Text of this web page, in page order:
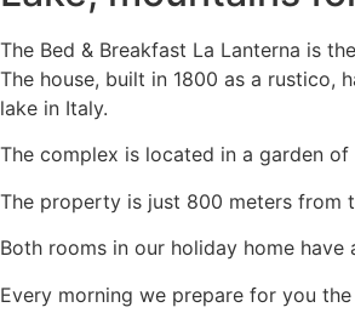
The Bed & Breakfast La Lanterna is
The house, built in 1800 as a rustico,
lake in Italy.
The complex is located in a garden
The property is just 800 meters from
Both rooms in our holiday home
Every morning we prepare for you